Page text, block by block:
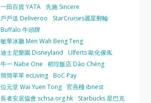
一田百貨 YATA 先施 Sincere
戶戶送 Deliveroo
StarCruises麗星郵輪
Buffalo 牛頭牌
敏華冰廳 Men Wah Beng Teng
迪士尼樂園 Disneyland
Ulferts 歐化傢俬
牛一 Nabe One
稻埕飯店 Dào Chéng
簡簡單單 ecLiving BoC Pay
位元堂 Wai Yuen Tong 官燕棧 ibnest
長者安居協會 schsa.org.hk
Starbucks 星巴克